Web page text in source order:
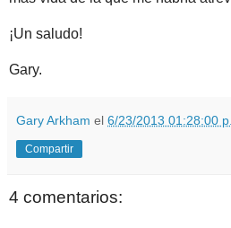
¡Un saludo!
Gary.
Gary Arkham el 6/23/2013 01:28:00 p.
Compartir
4 comentarios: